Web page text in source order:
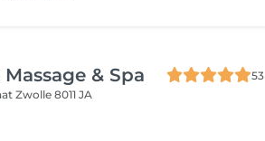
& Spa
53
Zwolle 8011 JA